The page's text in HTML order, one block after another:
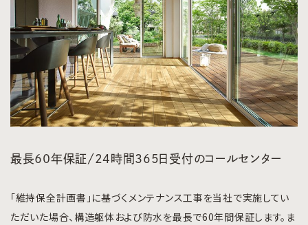
最長６０年保証/24時間365日受付のコールセンター
「維持保全計画書」に基づくメンテナンス工事を当社で実施してい
ただいた場合、構造躯体および防水を最長で60年間保証します。ま